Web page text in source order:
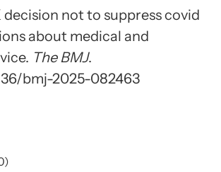
decision not to suppress covid
about medical and
The BMJ.
bmj-2025-082463